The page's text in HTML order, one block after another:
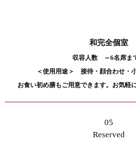
和完全個室
収容人数 ～6名席ま
＜使用用途＞ 接待・顔合わせ・
お食い初め膳もご用意できます。お気軽
05
Reserved